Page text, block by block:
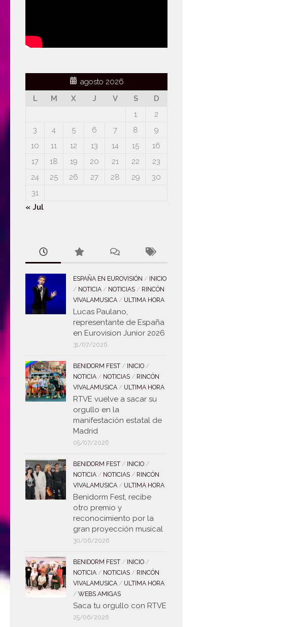
agosto 2026
L
M X J V S
D
1
2
3
4 5 6 7 8
9
10
11 12 13 14 15
16
17
18 19 20 21 22
23
24
25 26 27 28 29
30
31
« Jul
ESPAÑA EN EUROVISIÓN / INICIO
/ NOTICIA / NOTICIAS / RINCÓN
VIVALAMUSICA / ULTIMA HORA
Lucas Paulano,
representante de España
en Eurovision Junior 2026
31/07/2026
BENIDORM FEST / INICIO /
NOTICIA / NOTICIAS / RINCÓN
VIVALAMUSICA / ULTIMA HORA
RTVE vuelve a sacar su
orgullo en la
manifestación estatal de
Madrid
05/07/2026
BENIDORM FEST / INICIO /
NOTICIA / NOTICIAS / RINCÓN
VIVALAMUSICA / ULTIMA HORA
Benidorm Fest, recibe
otro premio y
reconocimiento por la
gran proyección musical
30/06/2026
BENIDORM FEST / INICIO /
NOTICIA / NOTICIAS / RINCÓN
VIVALAMUSICA / ULTIMA HORA
/ WEBS AMIGAS
Saca tu orgullo con RTVE
25/06/2026